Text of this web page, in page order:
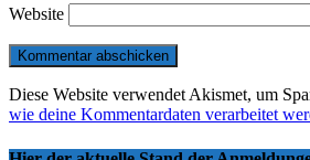
Website
Diese Website verwendet Akismet, um
wie deine Kommentardaten verarbeitet